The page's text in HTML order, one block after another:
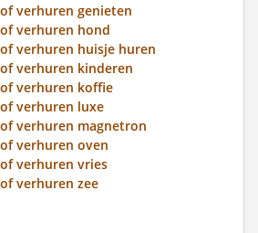
verhuren genieten
verhuren hond
verhuren huisje huren
verhuren kinderen
verhuren koffie
verhuren luxe
verhuren magnetron
verhuren oven
verhuren vries
verhuren zee